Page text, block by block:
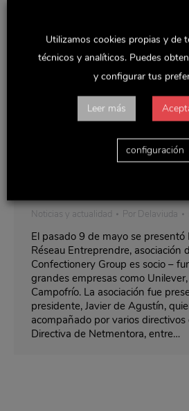
Noticias y actualidad Por Delaviuda
El pasado 9 de mayo se
Réseau Entreprendre, asociación
Confectionery Group es socio –
grandes empresas como
Campofrío. La asociación fue
presidente, Javier de Agustín,
acompañado por varios directivos
Directiva de Netmentora, entre…
Utilizamos cookies propias y de
técnicos y analíticos. Puedes
y configurar tus
Leer más
configuración